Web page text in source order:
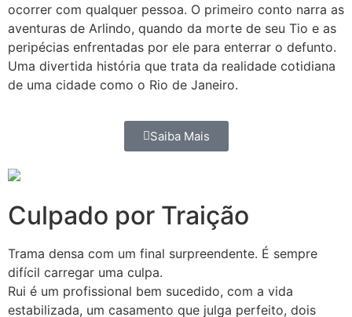
ocorrer com qualquer pessoa. O primeiro conto narra as
aventuras de Arlindo, quando da morte de seu Tio e as
peripécias enfrentadas por ele para enterrar o defunto.
Uma divertida história que trata da realidade cotidiana
de uma cidade como o Rio de Janeiro.
Saiba Mais
Culpado por Traição
Trama densa com um final surpreendente. É sempre
difícil carregar uma culpa.
Rui é um profissional bem sucedido, com a vida
estabilizada, um casamento que julga perfeito, dois